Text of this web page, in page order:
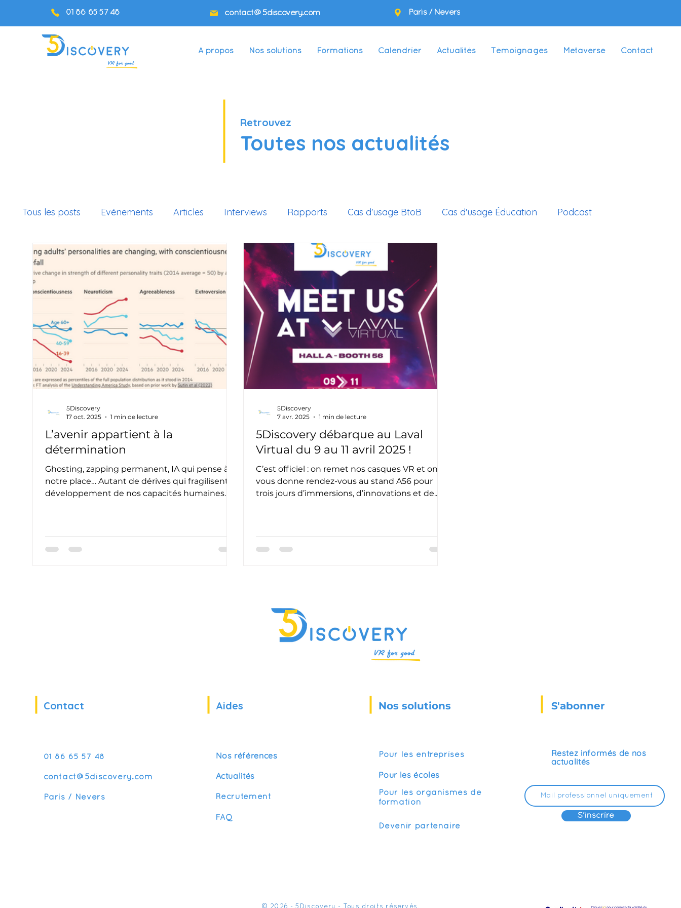
01 86 65 57 48 contact@5discovery.com Paris / Nevers
A propos Nos solutions Formations Calendrier Actualités Témoignages Metaverse Contact
Retrouvez
Toutes nos actualités
Tous les posts Evénements Articles Interviews Rapports Cas d'usage BtoB Cas d'usage Éducation Podcast
L’avenir appartient à la
détermination
Ghosting, zapping permanent, IA qui pense à
notre place… Autant de dérives qui fragilisent le
développement de nos capacités humaines.
plus facilement, et la conscience que l’on met
5Discovery
17 oct. 2025
1 min de lecture
5Discovery débarque au Laval
Virtual du 9 au 11 avril 2025 !
C’est officiel : on remet nos casques VR et on
vous donne rendez-vous au stand A56 pour
trois jours d’immersions, d’innovations et de...
5Discovery
7 avr. 2025
1 min de lecture
Contact
01 86 65 57 48
contact@5discovery.com
Paris / Nevers
Aides
Nos références
Actualités
Recrutement
FAQ
Nos solutions
Pour les entreprises
Pour les écoles
Pour les organismes de
formation
Devenir partenaire
S'abonner
Restez informés de nos
actualités
S'inscrire